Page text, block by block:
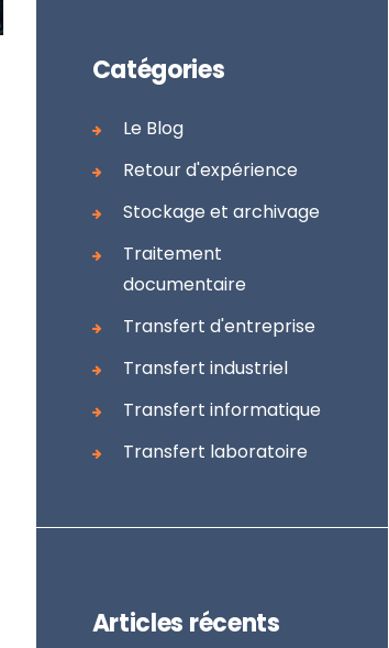
Catégories
Le Blog
Retour d'expérience
Stockage et archivage
Traitement
documentaire
Transfert d'entreprise
Transfert industriel
Transfert informatique
Transfert laboratoire
Articles récents